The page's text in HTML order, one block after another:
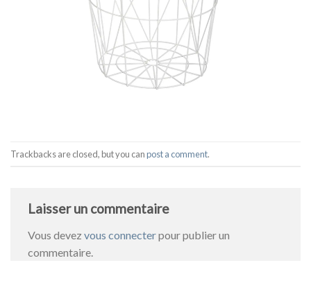
Trackbacks are closed, but you canpost a comment.
Laisser un commentaire
Vous devez vous connecterpour publier un
commentaire.